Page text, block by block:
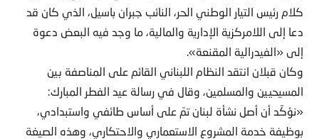
كلام رئيس التيار الوطني الحر، النائب جبران باسيل، الذي كان قد
دعا إلى اللامركزية الإدارية والمالية، ما وجد فيه البعض دعوة
إلى «الفيدرالية المقنعة».
وكان قبلان انتقد النظام اللبناني القائم على المناصفة بين
المسيحيين والمسلمين، وقال في رسالة عيد الفطر المبارك:
«نؤكّد أن أصل نشأة لبنان تمّ على أساس طائفي واستبدادي،
بوظيفة خدمة المشروع الاستعماري والاحتكاري، وهذه الصيغة